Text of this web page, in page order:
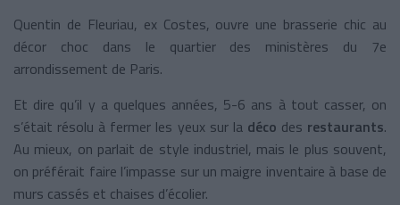
Quentin de Fleuriau, ex Costes, ouvre une brasserie chic au
décor choc dans le quartier des ministères du 7e
arrondissement de Paris.
Et dire qu’il y a quelques années, 5-6 ans à tout casser, on
s’était résolu à fermer les yeux sur la déco des restaurants.
Au mieux, on parlait de style industriel, mais le plus souvent,
on préférait faire l’impasse sur un maigre inventaire à base de
murs cassés et chaises d’écolier.